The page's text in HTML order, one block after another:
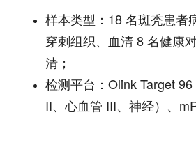
样本类型：18 名斑秃患者
穿刺组织、血清 8 名健康
清；
检测平台：Olink Target
II、心血管 III、神经）、